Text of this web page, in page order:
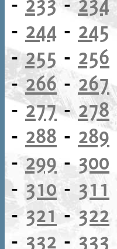
- 244 - 245
-255 - 256
-266 - 267
-277-278
- 288 - 289
-299 - 300
-310-311
-321 -322
- 332 - 333